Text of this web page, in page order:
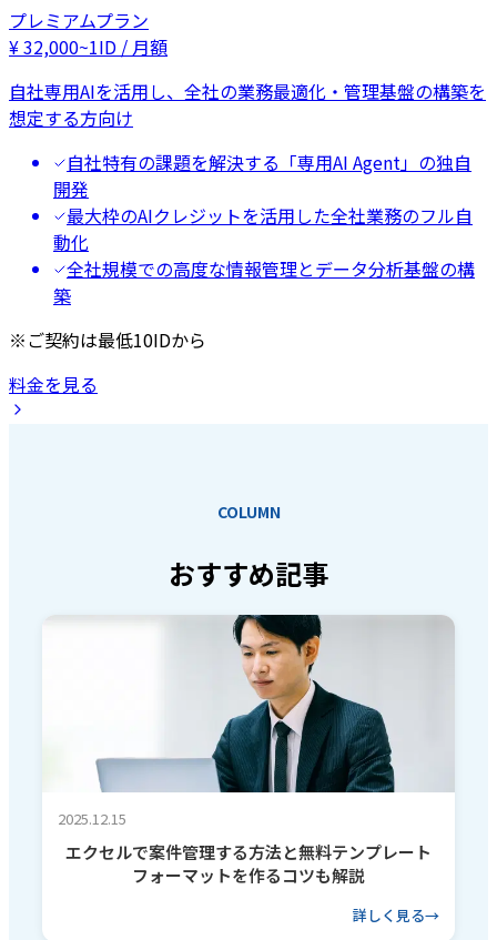
プレミアムプラン
¥32,000~1ID / 月額
自社専用AIを活用し、全社の業務最適化・管理基盤の構築を
想定する方向け
自社特有の課題を解決する「専用AI Agent」の独自
開発
最大枠のAIクレジットを活用した全社業務のフル自
動化
全社規模での高度な情報管理とデータ分析基盤の構
築
※ご契約は最低10IDから
料金を見る
COLUMN
おすすめ記事
2025.12.15
エクセルで案件管理する方法と無料テンプレート
フォーマットを作るコツも解説
詳しく見る